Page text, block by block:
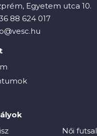
Egyetem utca 10.
88 624 017
Női futsal